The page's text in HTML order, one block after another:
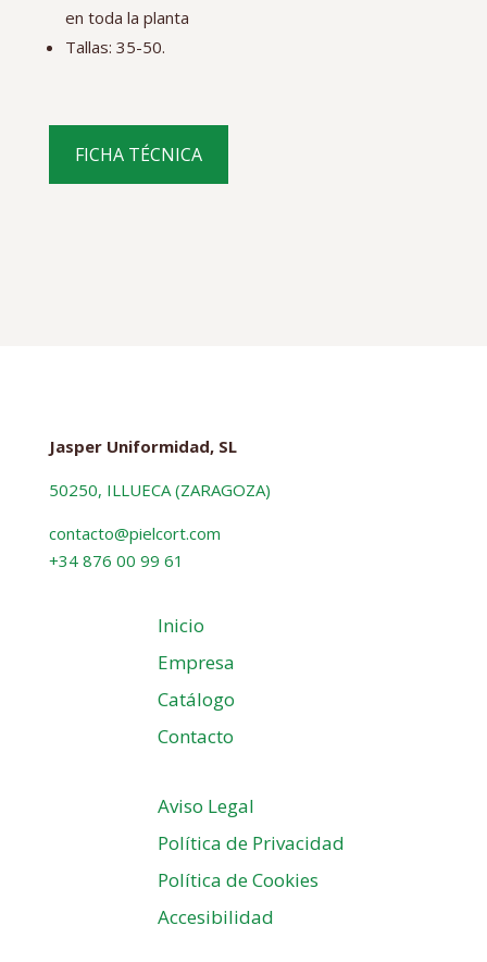
en toda la planta
Tallas: 35-50.
FICHA TÉCNICA
Jasper Uniformidad, SL
50250, ILLUECA (ZARAGOZA)
contacto@pielcort.com
+34 876 00 99 61
Inicio
Empresa
Catálogo
Contacto
Aviso Legal
Política de Privacidad
Política de Cookies
Accesibilidad